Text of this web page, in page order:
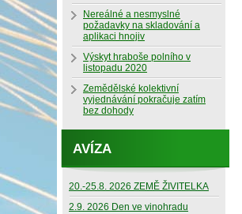
Nereálné a nesmyslné
požadavky na skladování a
aplikaci hnojiv
Výskyt hraboše polního v
listopadu 2020
Zemědělské kolektivní
vyjednávání pokračuje zatím
bez dohody
AVÍZA
20.-25.8. 2026 ZEMĚ ŽIVITELKA
2.9. 2026 Den ve vinohradu